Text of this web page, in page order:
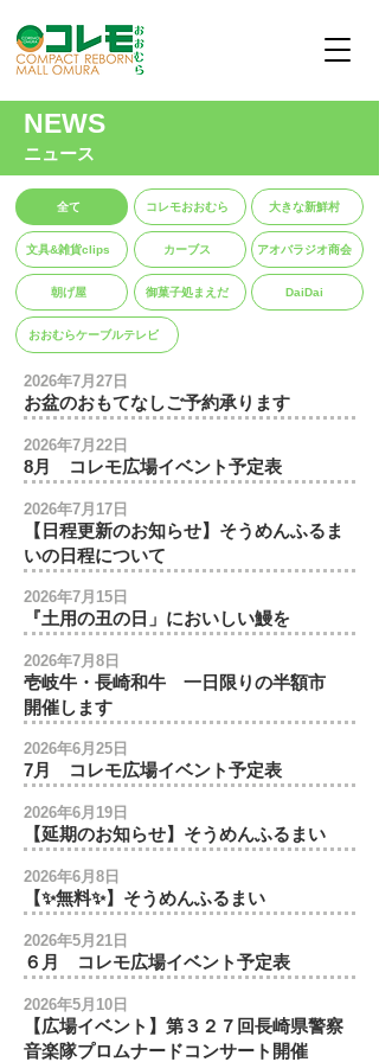
NEWS
ニュース
全て コレモおおむら 大きな新鮮村
文具&雑貨clips カーブス アオバラジオ商会
朝げ屋 御菓子処まえだ DaiDai
おおむらケーブルテレビ
2026年7月27日
お盆のおもてなしご予約承ります
2026年7月22日
8月 コレモ広場イベント予定表
2026年7月17日
【日程更新のお知らせ】そうめんふるま
いの日程について
2026年7月15日
『土用の丑の日」においしい鰻を
2026年7月8日
壱岐牛・長崎和牛 一日限りの半額市
開催します
2026年6月25日
7月 コレモ広場イベント予定表
2026年6月19日
【延期のお知らせ】そうめんふるまい
2026年6月8日
【✨無料✨】そうめんふるまい
2026年5月21日
６月 コレモ広場イベント予定表
2026年5月10日
【広場イベント】第３２７回長崎県警察
音楽隊プロムナードコンサート開催